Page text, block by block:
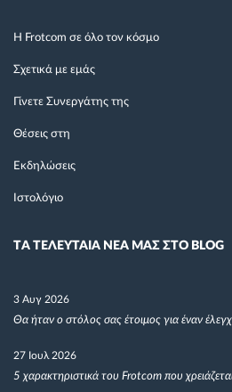
Η Frotcom σε όλο τον κόσμο
Σχετικά με εμάς
Γίνετε Συνεργάτης της
Θέσεις στη
Εκδηλώσεις
Ιστολόγιο
TΑ ΤΕΛΕΥΤΑΙΑ ΝΕΑ ΜΑΣ ΣΤΟ BLOG
3 Αυγ 2026
Θα ήταν ο στόλος σας έτοιμος για έναν
27 Ιουλ 2026
5 χαρακτηριστικά του Frotcom που